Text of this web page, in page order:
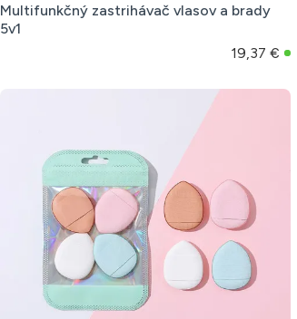
Multifunkčný zastrihávač vlasov a brady
5v1
19,37 €